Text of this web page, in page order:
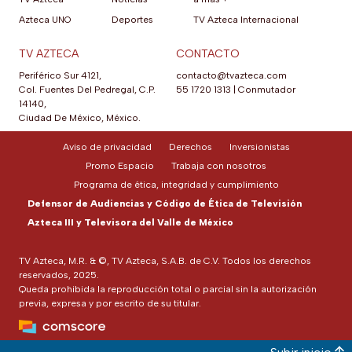
Azteca UNO
Deportes
TV Azteca Internacional
TV AZTECA
Periférico Sur 4121,
Col. Fuentes Del Pedregal, C.P.
14140,
Ciudad De México, México.
CONTACTO
contacto@tvazteca.com
55 1720 1313 | Conmutador
TV Azteca, M.R. & ©, TV Azteca, S.A.B. de C.V. Todos los derechos
reservados, 2025.
Queda prohibida la reproducción total o parcial sin la autorización
previa, expresa y por escrito de su titular.
Aviso de privacidad Derechos
Inversionistas
Promo Espacio
Trabaja con nosotros
Programa de ética, integridad y cumplimiento
Defensor de Audiencias y Código de Ética de Televisión
Azteca III y Televisora del Valle de México